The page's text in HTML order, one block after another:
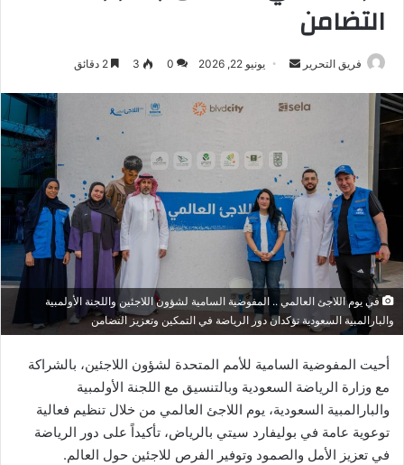
التضامن
فريق التحرير
أرسل
إلكترونيا
يونيو 22, 2026 0
3
في يوم اللاجئ العالمي .. المفوضية السامية لشؤون اللاجئين واللجنة الأولمبية
والبارالمبية السعودية تؤكدان دور الرياضة في التمكين وتعزيز التضامن
أحيت المفوضية السامية للأمم المتحدة لشؤون اللاجئين، بالشراكة
مع وزارة الرياضة السعودية وبالتنسيق مع اللجنة الأولمبية
والبارالمبية السعودية، يوم اللاجئ العالمي من خلال تنظيم فعالية
توعوية عامة في بوليفارد سيتي بالرياض، تأكيداً على دور الرياضة
في تعزيز الأمل والصمود وتوفير الفرص للاجئين حول العالم.